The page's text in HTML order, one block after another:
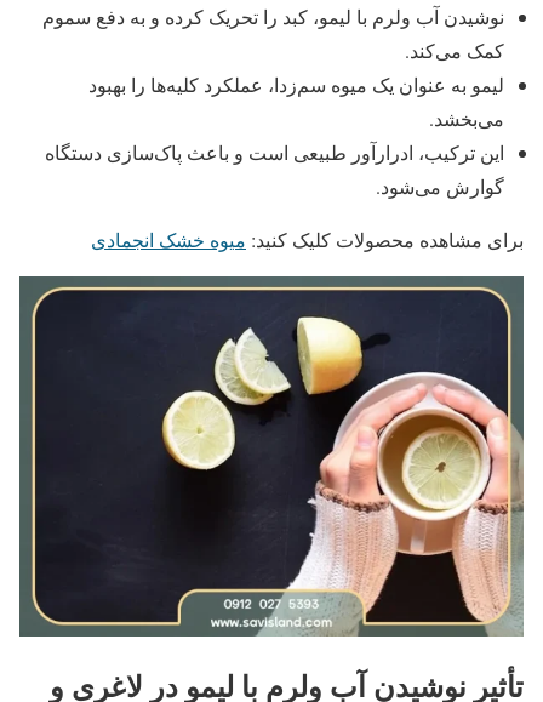
نوشیدن آب ولرم با لیمو، کبد را تحریک کرده و به دفع سموم
کمک می‌کند.
لیمو به عنوان یک میوه سم‌زدا، عملکرد کلیه‌ها را بهبود
می‌بخشد.
این ترکیب، ادرارآور طبیعی است و باعث پاک‌سازی دستگاه
گوارش می‌شود.
برای مشاهده محصولات کلیک کنید: میوه خشک انجمادی
تأثیر نوشیدن آب ولرم با لیمو در لاغری و